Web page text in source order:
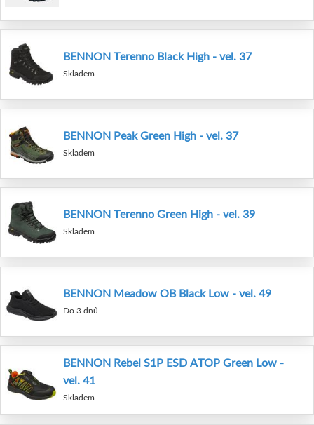
BENNON Terenno Black High - vel. 37
Skladem
BENNON Peak Green High - vel. 37
Skladem
BENNON Terenno Green High - vel. 39
Skladem
BENNON Meadow OB Black Low - vel. 49
Do 3 dnů
BENNON Rebel S1P ESD ATOP Green Low -
vel. 41
Skladem